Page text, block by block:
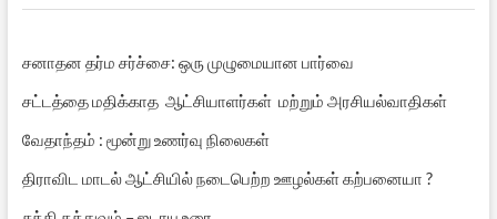
சனாதன தர்ம சர்ச்சை: ஒரு முழுமையான பார்வை
சட்டத்தை மதிக்காத ஆட்சியாளர்கள் மற்றும் அரசியல்வாதிகள்
வேதாந்தம் : மூன்று உணர்வு நிலைகள்
திராவிட மாடல் ஆட்சியில் நடைபெற்ற ஊழல்கள் கற்பனையா ?